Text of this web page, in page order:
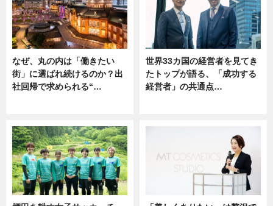
なぜ、丸の内は「働きたい
街」に選ばれ続けるのか？出
社回帰で求められる“…
世界33カ国の経営者を見てき
たトップが語る、「成功する
経営者」の共通点…